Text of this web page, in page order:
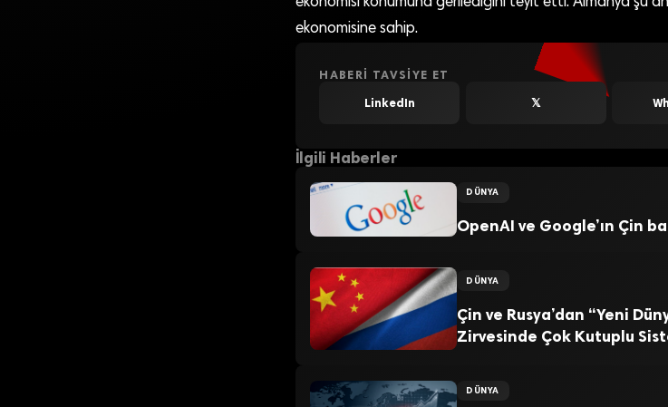
ekonomisine sahip.
HABERI TAVSIYE ET
LinkedIn 𝕏
İlgili Haberler
DÜNYA
OpenAI ve Google’ın Çin
DÜNYA
Çin ve Rusya’dan “Yeni
Zirvesinde Çok Kutuplu
DÜNYA